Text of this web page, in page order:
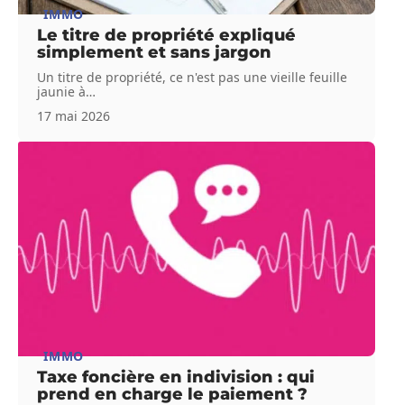
IMMO
Le titre de propriété expliqué
simplement et sans jargon
Un titre de propriété, ce n'est pas une vieille feuille
jaunie à…
17 mai 2026
IMMO
Taxe foncière en indivision : qui
prend en charge le paiement ?